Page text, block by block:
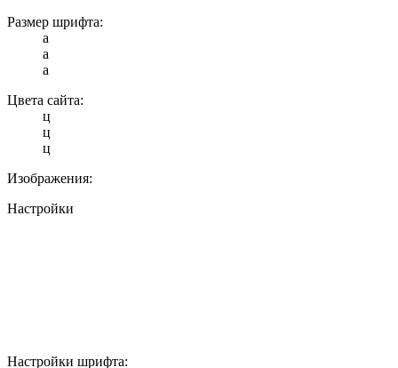
Размер шрифта:
a
a
a
Цвета сайта:
ц
ц
ц
Изображения:
Настройки
Настройки шрифта: